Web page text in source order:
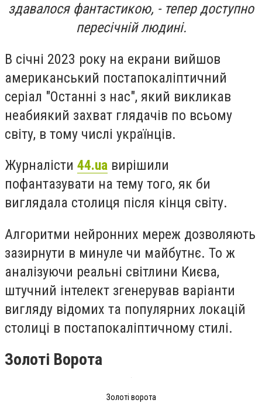
здавалося фантастикою, - тепер доступно
пересічній людині.
В січні 2023 року на екрани вийшов
американський постапокаліптичний
серіал "Останні з нас", який викликав
неабиякий захват глядачів по всьому
світу, в тому числі українців.
Журналісти 44.ua вирішили
пофантазувати на тему того, як би
виглядала столиця після кінця світу.
Алгоритми нейронних мереж дозволяють
зазирнути в минуле чи майбутнє. То ж
аналізуючи реальні світлини Києва,
штучний інтелект згенерував варіанти
вигляду відомих та популярних локацій
столиці в постапокаліптичному стилі.
Золоті Ворота
Золоті ворота